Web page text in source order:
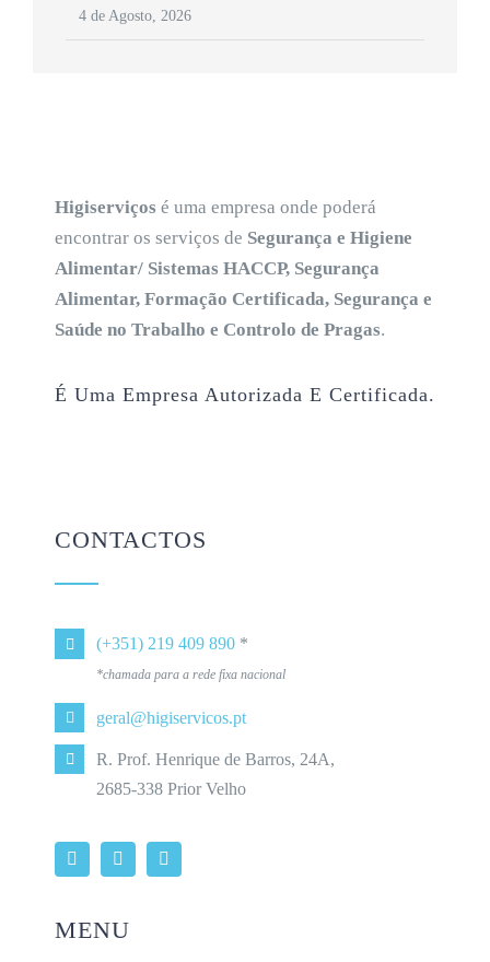
4 de Agosto, 2026
Higiserviços é uma empresa onde poderá
encontrar os serviços de Segurança e Higiene
Alimentar/ Sistemas HACCP, Segurança
Alimentar, Formação Certificada, Segurança e
Saúde no Trabalho e Controlo de Pragas.
É Uma Empresa Autorizada E Certificada.
CONTACTOS
(+351) 219 409 890 *
*chamada para a rede fixa nacional
geral@higiservicos.pt
R. Prof. Henrique de Barros, 24A,
2685-338 Prior Velho
MENU